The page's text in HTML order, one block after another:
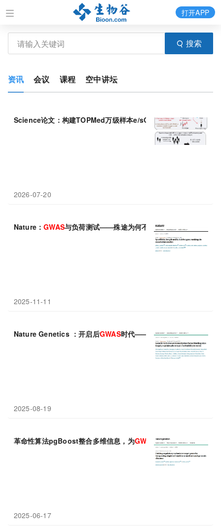
搜索
打开APP
资讯 会议 课程 空中讲坛
Science论文：构建TOPMed万级样本e/sQTL图谱，为GWAS
2026-07-20
Nature：GWAS与负荷测试——殊途为何不同归？解密基因关联研
2025-11-11
Nature Genetics ：开启后GWAS时代——bQTL一把解开复杂性
2025-08-19
革命性算法pgBoost整合多维信息，为GWAS变异找到真正的家
2025-06-17